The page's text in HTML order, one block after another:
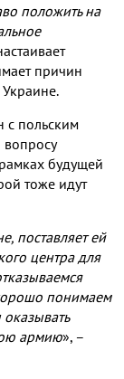
положить на
причин
с польским
будущей
тоже идут
поставляет ей
центра для
понимаем
армию», –